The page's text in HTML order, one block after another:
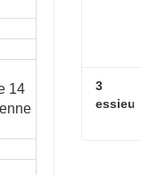
14
3
essieux